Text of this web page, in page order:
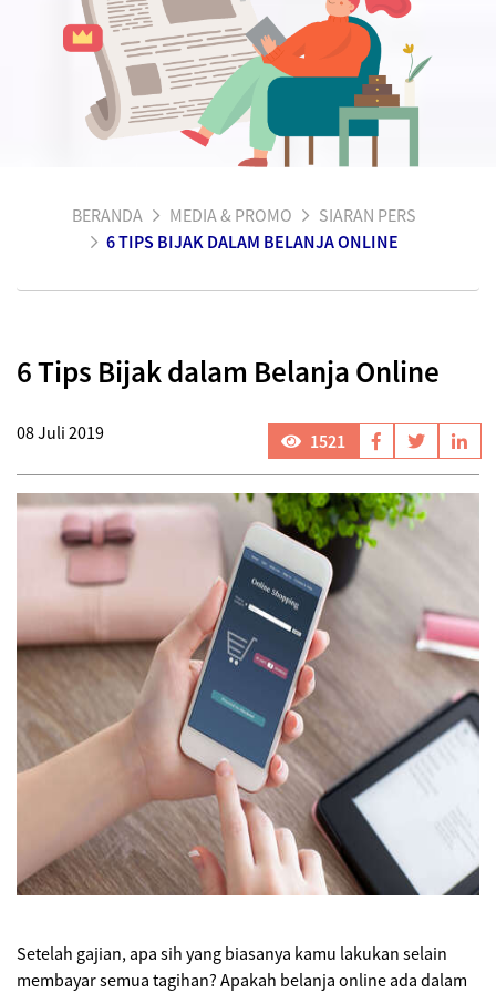
BERANDA MEDIA & PROMO
SIARAN PERS
6 TIPS BIJAK DALAM BELANJA ONLINE
6 Tips Bijak dalam Belanja Online
08 Juli 2019 1521
Setelah gajian, apa sih yang biasanya kamu lakukan selain
membayar semua tagihan? Apakah belanja online ada dalam